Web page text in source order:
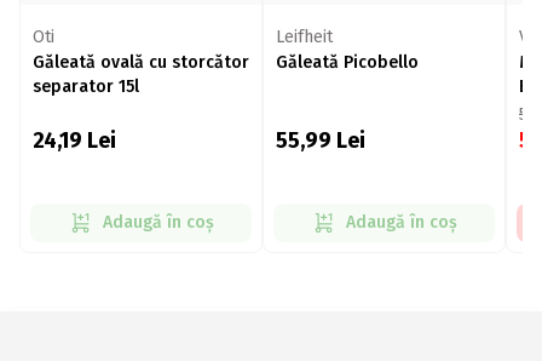
Oti
Găleată ovală cu storcător
separator 15l
24,19 Lei
Adaugă în coș
Leifheit
Găleată Picobello
55,99 Lei
Adaugă în coș